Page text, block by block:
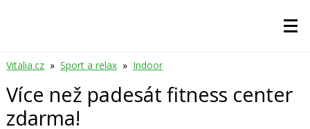
Vitalia.cz » Sport a relax » Indoor
Více než padesát fitness center
zdarma!